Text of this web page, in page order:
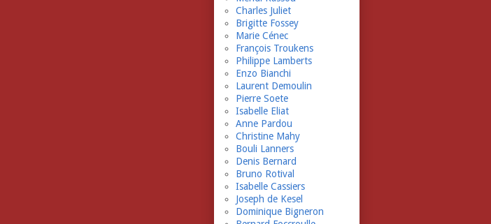
Charles Juliet
Brigitte Fossey
Marie Cénec
François Troukens
Philippe Lamberts
Enzo Bianchi
Laurent Demoulin
Pierre Soete
Isabelle Eliat
Anne Pardou
Christine Mahy
Bouli Lanners
Denis Bernard
Bruno Rotival
Isabelle Cassiers
Joseph de Kesel
Dominique Bigneron